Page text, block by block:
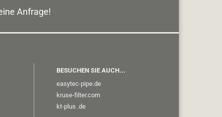
Anfrage!
BESUCHEN SIE AUCH...
easytec-pipe.de
kruse-filter.com
kt-plus .de